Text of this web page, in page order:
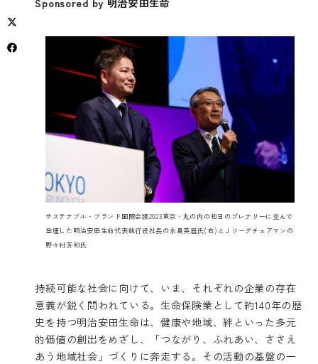
サステナブル・ブランド国際会議2023東京・丸の内の初日のプレナリーに並んで
登壇した明治安田生命代表執行役社長の永島英器氏(右)とＪリーグチェアマンの
野々村芳和氏
持続可能な社会に向けて、いま、それぞれの企業の存在
意義が鋭く問われている。生命保険業として約140年の歴
史を持つ明治安田生命は、健康や地域、絆といった多元
的価値の創出をめざし、「つながり、ふれあい、ささえ
あう地域社会」づくりに奔走する。その活動の基盤の一